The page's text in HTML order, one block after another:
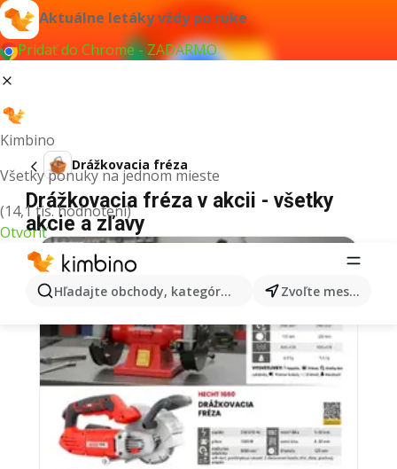
Aktuálne letáky vždy po ruke
Pridať do Chrome - ZADARMO
Kimbino
Všetky ponuky na jednom mieste
(14,1 tis. hodnotení)
Otvoriť
Hľadajte obchody, kategórie, produkty... Zvoľte mesto
Drážkovacia fréza
Drážkovacia fréza v akcii - všetky
akcie a zľavy